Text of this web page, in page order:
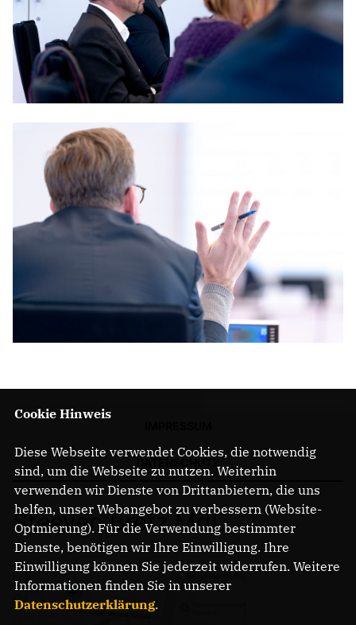
Steeven Bretz MdL
Cookie Hinweis
Diese Webseite verwendet Cookies, die notwendig
sind, um die Webseite zu nutzen. Weiterhin
verwenden wir Dienste von Drittanbietern, die uns
helfen, unser Webangebot zu verbessern (Website-
Optmierung). Für die Verwendung bestimmter
Dienste, benötigen wir Ihre Einwilligung. Ihre
Einwilligung können Sie jederzeit widerrufen. Weitere
Informationen finden Sie in unserer
Datenschutzerklärung.